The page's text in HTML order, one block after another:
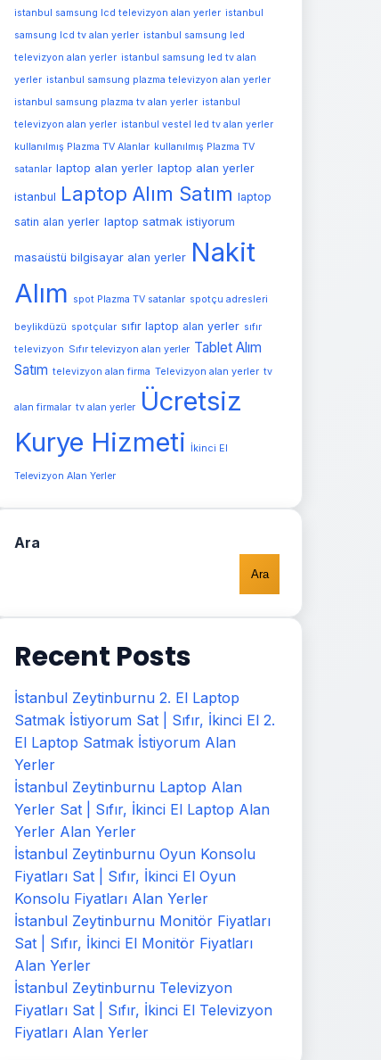
istanbul samsung lcd televizyon alan yerler istanbul
samsung lcd tv alan yerler istanbul samsung led
televizyon alan yerler istanbul samsung led tv alan
yerler istanbul samsung plazma televizyon alan yerler
istanbul samsung plazma tv alan yerler istanbul
televizyon alan yerler istanbul vestel led tv alan yerler
kullanılmış Plazma TV Alanlar kullanılmış Plazma TV
satanlar laptop alan yerler laptop alan yerler
istanbul Laptop Alım Satım laptop
satin alan yerler laptop satmak istiyorum
masaüstü bilgisayar alan yerler Nakit
Alım
spot Plazma TV satanlar spotçu adresleri
beylikdüzü spotçular sıfır laptop alan yerler sıfır
televizyon Sıfır televizyon alan yerler Tablet Alım
Satım televizyon alan firma Televizyon alan yerler tv
alan firmalar tv alan yerler
Ücretsiz
Kurye Hizmeti
İkinci El
Televizyon Alan Yerler
Ara
Ara
Recent Posts
İstanbul Zeytinburnu 2. El Laptop
Satmak İstiyorum Sat | Sıfır, İkinci El 2.
El Laptop Satmak İstiyorum Alan
Yerler
İstanbul Zeytinburnu Laptop Alan
Yerler Sat | Sıfır, İkinci El Laptop Alan
Yerler Alan Yerler
İstanbul Zeytinburnu Oyun Konsolu
Fiyatları Sat | Sıfır, İkinci El Oyun
Konsolu Fiyatları Alan Yerler
İstanbul Zeytinburnu Monitör Fiyatları
Sat | Sıfır, İkinci El Monitör Fiyatları
Alan Yerler
İstanbul Zeytinburnu Televizyon
Fiyatları Sat | Sıfır, İkinci El Televizyon
Fiyatları Alan Yerler